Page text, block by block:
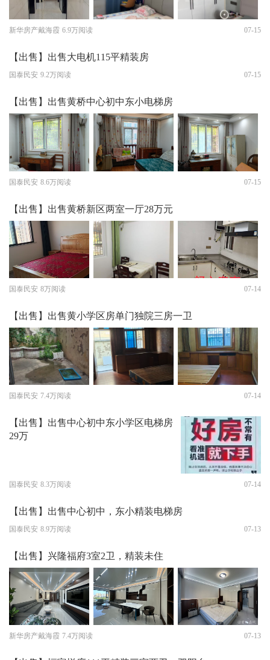
新华房产戴海霞 6.9万阅读 07-15
【出售】出售大电机115平精装房
国泰民安 9.2万阅读 07-15
【出售】出售黄桥中心初中东小电梯房
国泰民安 8.6万阅读 07-15
【出售】出售黄桥新区两室一厅28万元
国泰民安 8万阅读 07-14
【出售】出售黄小学区房单门独院三房一卫
国泰民安 7.4万阅读 07-14
【出售】出售中心初中东小学区电梯房
29万
国泰民安 8.3万阅读 07-14
【出售】出售中心初中，东小精装电梯房
国泰民安 8.9万阅读 07-13
【出售】兴隆福府3室2卫，精装未住
新华房产戴海霞 7.4万阅读 07-13